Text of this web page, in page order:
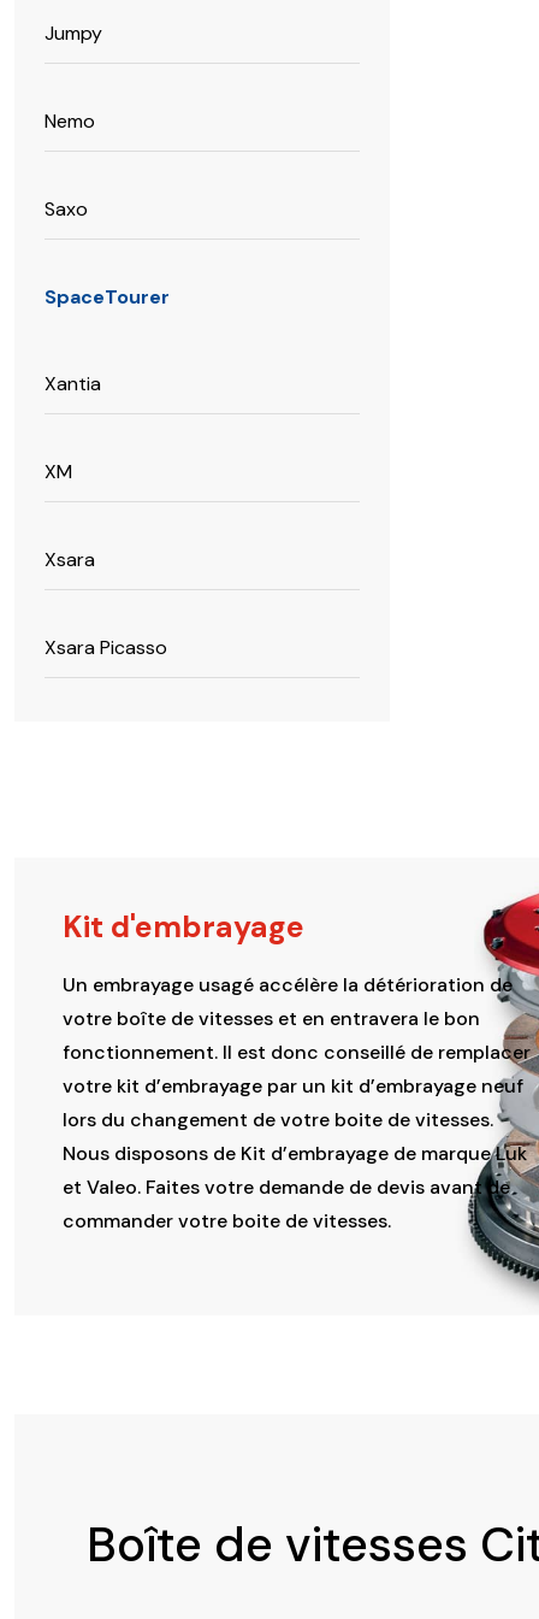
Jumpy
Nemo
Saxo
SpaceTourer
Xantia
XM
Xsara
Xsara Picasso
Kit d'embrayage
Un embrayage usagé accélère la détérioration de
votre boîte de vitesses et en entravera le bon
fonctionnement. Il est donc conseillé de remplacer
votre kit d’embrayage par un kit d’embrayage neuf
lors du changement de votre boite de vitesses.
Nous disposons de Kit d’embrayage de marque Luk
et Valeo. Faites votre demande de devis avant de
commander votre boite de vitesses.
Boîte de vitesses